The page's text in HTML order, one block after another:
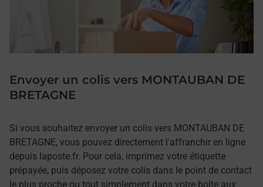
Envoyer un colis vers MONTAUBAN DE
BRETAGNE
Si vous souhaitez envoyer un colis vers MONTAUBAN DE
BRETAGNE, vous pouvez directement l'affranchir en ligne
depuis laposte.fr. Pour cela, imprimez votre étiquette
prépayée, puis déposez votre colis dans le point de contact
le plus proche ou tout simplement dans votre boîte aux